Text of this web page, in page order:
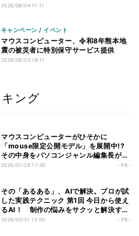
2026/08/04 11:11
キャンペーン / イベント
マウスコンピューター、令和8年熊本地
震の被災者に特別保守サービス提供
2026/08/03 19:11
ング
マウスコンピューターがひそかに
「mouse限定公開モデル」を展開中!?
その中身をパソコンジャンル編集長が勝
手にチェックしてみた
2026/07/28 17:00 - PR -
その「あるある」、AIで解決。プロが試
した実践テクニック 第1回 今日から使え
るAI！ 制作の悩みをサクッと解決する
実践ガイド【Webデザイナー編】
2026/03/31 12:00 - PR -